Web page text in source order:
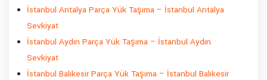
İstanbul Antalya Parça Yük Taşıma – İstanbul Antalya
Sevkiyat
İstanbul Aydın Parça Yük Taşıma – İstanbul Aydın
Sevkiyat
İstanbul Balıkesir Parça Yük Taşıma – İstanbul Balıkesir